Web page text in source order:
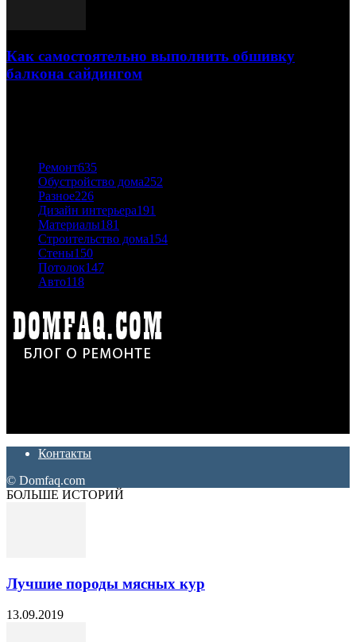
Как самостоятельно выполнить обшивку
балкона сайдингом
Ремонт635
Обустройство дома252
Разное226
Дизайн интерьера191
Материалы181
Строительство дома154
Стены150
Потолок147
Авто118
Контакты
© Domfaq.com
БОЛЬШЕ ИСТОРИЙ
Лучшие породы мясных кур
13.09.2019